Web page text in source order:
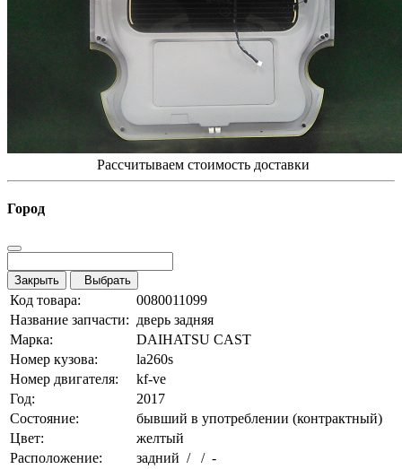
Рассчитываем стоимость доставки
Город
Закрыть Выбрать
Код товара:
0080011099
Название запчасти: дверь задняя
Марка:
DAIHATSU CAST
Номер кузова:
la260s
Номер двигателя:
kf-ve
Год:
2017
Состояние:
бывший в употреблении (контрактный)
Цвет:
желтый
Расположение:
задний / / -